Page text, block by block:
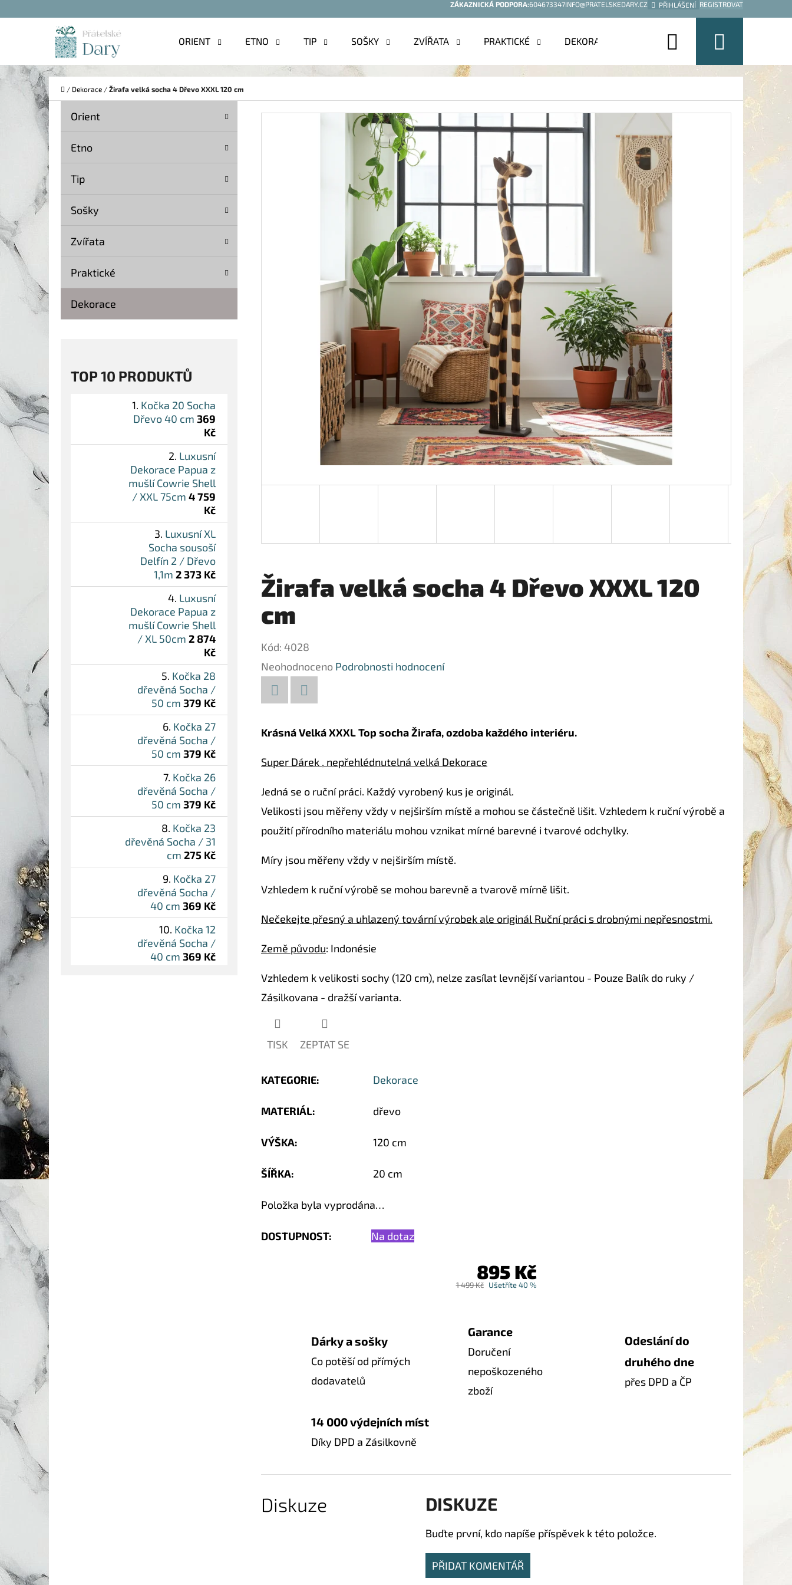
ZÁKAZNICKÁ PODPORA:604673347INFO@PRATELSKEDARY.CZ PŘIHLÁŠENÍ REGISTROVAT
ORIENT ETNO TIP SOŠKY ZVÍŘATA PRAKTICKÉ DEKORACE Hledat
košík
Domů
/ Dekorace / Žirafa velká socha 4 Dřevo XXXL 120 cm
P
O
S
T
A
N
Přeskočit
Orient
Etno
Tip
Sošky
Zvířata
Praktické
Dekorace
TOP 10 PRODUKTŮ
Kočka 20 Socha
Dřevo 40 cm 369
Kč
Luxusní
Dekorace Papua z
mušlí Cowrie Shell
/ XXL 75cm 4 759
Kč
Luxusní XL
Socha sousoší
Delfín 2 / Dřevo
1,1m 2 373 Kč
Luxusní
Dekorace Papua z
mušlí Cowrie Shell
/ XL 50cm 2 874
Kč
Kočka 28
dřevěná Socha /
50 cm 379 Kč
Kočka 27
dřevěná Socha /
50 cm 379 Kč
Kočka 26
dřevěná Socha /
50 cm 379 Kč
Kočka 23
dřevěná Socha / 31
cm 275 Kč
Kočka 27
dřevěná Socha /
40 cm 369 Kč
Kočka 12
dřevěná Socha /
40 cm 369 Kč
Žirafa velká socha 4 Dřevo XXXL 120
cm
Kód: 4028
Průměrné
hodnocení
produktu
z
Neohodnoceno Podrobnosti hodnocení
Krásná Velká XXXL Top socha Žirafa, ozdoba každého interiéru.
Super Dárek , nepřehlédnutelná velká Dekorace
Jedná se o ruční práci. Každý vyrobený kus je originál.
Velikosti jsou měřeny vždy v nejširším místě a mohou se částečně lišit. Vzhledem k ruční výrobě a
použití přírodního materiálu mohou vznikat mírné barevné i tvarové odchylky.
Míry jsou měřeny vždy v nejširším místě.
Vzhledem k ruční výrobě se mohou barevně a tvarově mírně lišit.
Nečekejte přesný a uhlazený tovární výrobek ale originál Ruční práci s drobnými nepřesnostmi.
Země původu: Indonésie
Vzhledem k velikosti sochy (120 cm), nelze zasílat levnější variantou - Pouze Balík do ruky /
Zásilkovana - dražší varianta.
TISK ZEPTAT SE
KATEGORIE: Dekorace
MATERIÁL: dřevo
VÝŠKA: 120 cm
ŠÍŘKA: 20 cm
Položka byla vyprodána…
DOSTUPNOST: Na dotaz
895 Kč
1 499 Kč Ušetříte 40 %
Dárky a sošky
Co potěší od přímých
dodavatelů
Garance
Doručení
nepoškozeného
zboží
Odeslání do
druhého dne
přes DPD a ČP
14 000 výdejních míst
Díky DPD a Zásilkovně
Diskuze DISKUZE
Buďte první, kdo napíše příspěvek k této položce.
PŘIDAT KOMENTÁŘ
Í
K
Zpět
obchodu
Zpět
obchodu
CO POTŘEBUJETE NAJÍT?
DOPORUČUJEME
KOČKA 20 SOCHA DŘEVO 40 CM
LUXUSNÍ DEKORACE PAPUA Z MUŠLÍ
COWRIE SHELL / XXL 75CM
6 799 Kč
LUXUSNÍ XL SOCHA SOUSOŠÍ DELFÍN 2 /
DŘEVO 1,1M
2 373 Kč
Původně: 3 490 Kč